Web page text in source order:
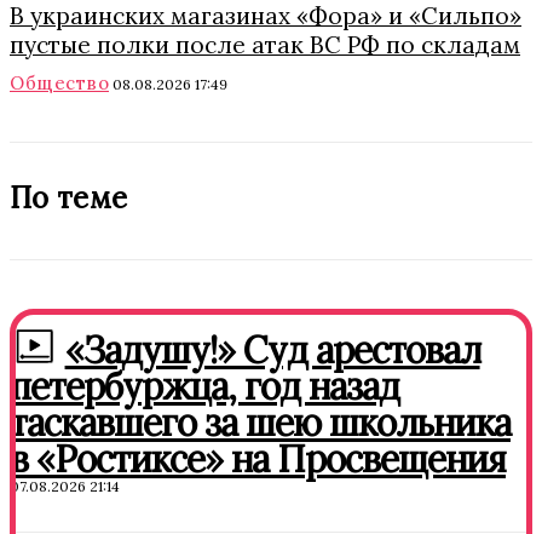
В украинских магазинах «Фора» и «Сильпо»
пустые полки после атак ВС РФ по складам
Общество 08.08.2026 17:49
По теме
«Задушу!» Суд арестовал
петербуржца, год назад
таскавшего за шею школьника
в «Ростиксе» на Просвещения
07.08.2026 21:14